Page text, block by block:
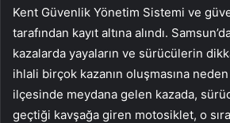
Kent Güvenlik Yönetim Sistemi ve
tarafından kayıt altına alındı.
kazalarda yayaların ve sürücülerin
ihlali birçok kazanın oluşmasına
ilçesinde meydana gelen kazada,
geçtiği kavşağa giren motosiklet, o